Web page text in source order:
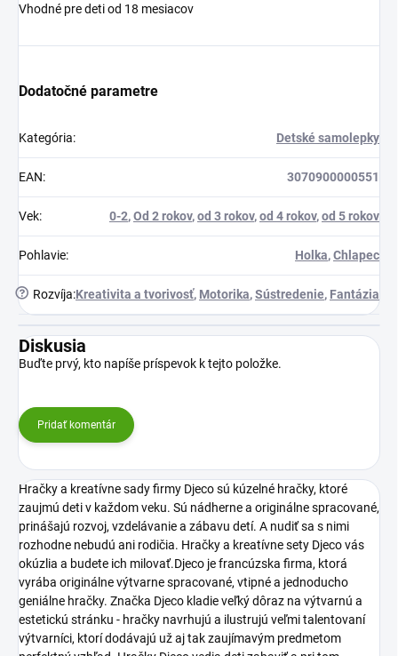
Vhodné pre deti od 18 mesiacov
Dodatočné parametre
Kategória: Detské samolepky
EAN: 3070900000551
Vek: 0-2,Od 2 rokov,od 3 rokov,od 4 rokov,od 5 rokov
Pohlavie: Holka,Chlapec
? Rozvíja:Kreativita a tvorivosť, Motorika,Sústredenie, Fantázia
Diskusia
Buďte prvý, kto napíše príspevok k tejto položke.
Pridať komentár
Hračky a kreatívne sady firmy Djeco sú kúzelné hračky, ktoré
zaujmú deti v každom veku. Sú nádherne a originálne spracované,
prinášajú rozvoj, vzdelávanie a zábavu detí. A nudiť sa s nimi
rozhodne nebudú ani rodičia. Hračky a kreatívne sety Djeco vás
okúzlia a budete ich milovať.Djeco je francúzska firma, ktorá
vyrába originálne výtvarne spracované, vtipné a jednoducho
geniálne hračky. Značka Djeco kladie veľký dôraz na výtvarnú a
estetickú stránku - hračky navrhujú a ilustrujú veľmi talentovaní
výtvarníci, ktorí dodávajú už aj tak zaujímavým predmetom